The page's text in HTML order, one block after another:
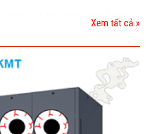
Xem tất cả »